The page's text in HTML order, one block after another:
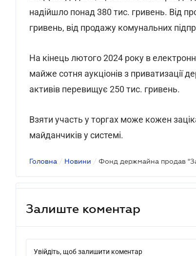
надійшло понад 380 тис. гривень. Від
гривень, від продажу комунальних
На кінець лютого 2024 року в
майже сотня аукціонів з приватизації
активів перевищує 250 тис. гривень.
Взяти участь у торгах може кожен
майданчиків у системі.
Головна / Новини /
Залиште коментар
Увійдіть, щоб залишити коментар